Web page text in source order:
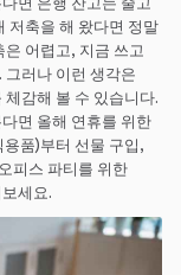
저축을 해 왔다면 정말
어렵고, 지금 쓰고
그러나 이런 생각은
감해 볼 수 있습니다.
면 올해 연휴를 위한
품)부터 선물 구입,
피스 파티를 위한
세요.